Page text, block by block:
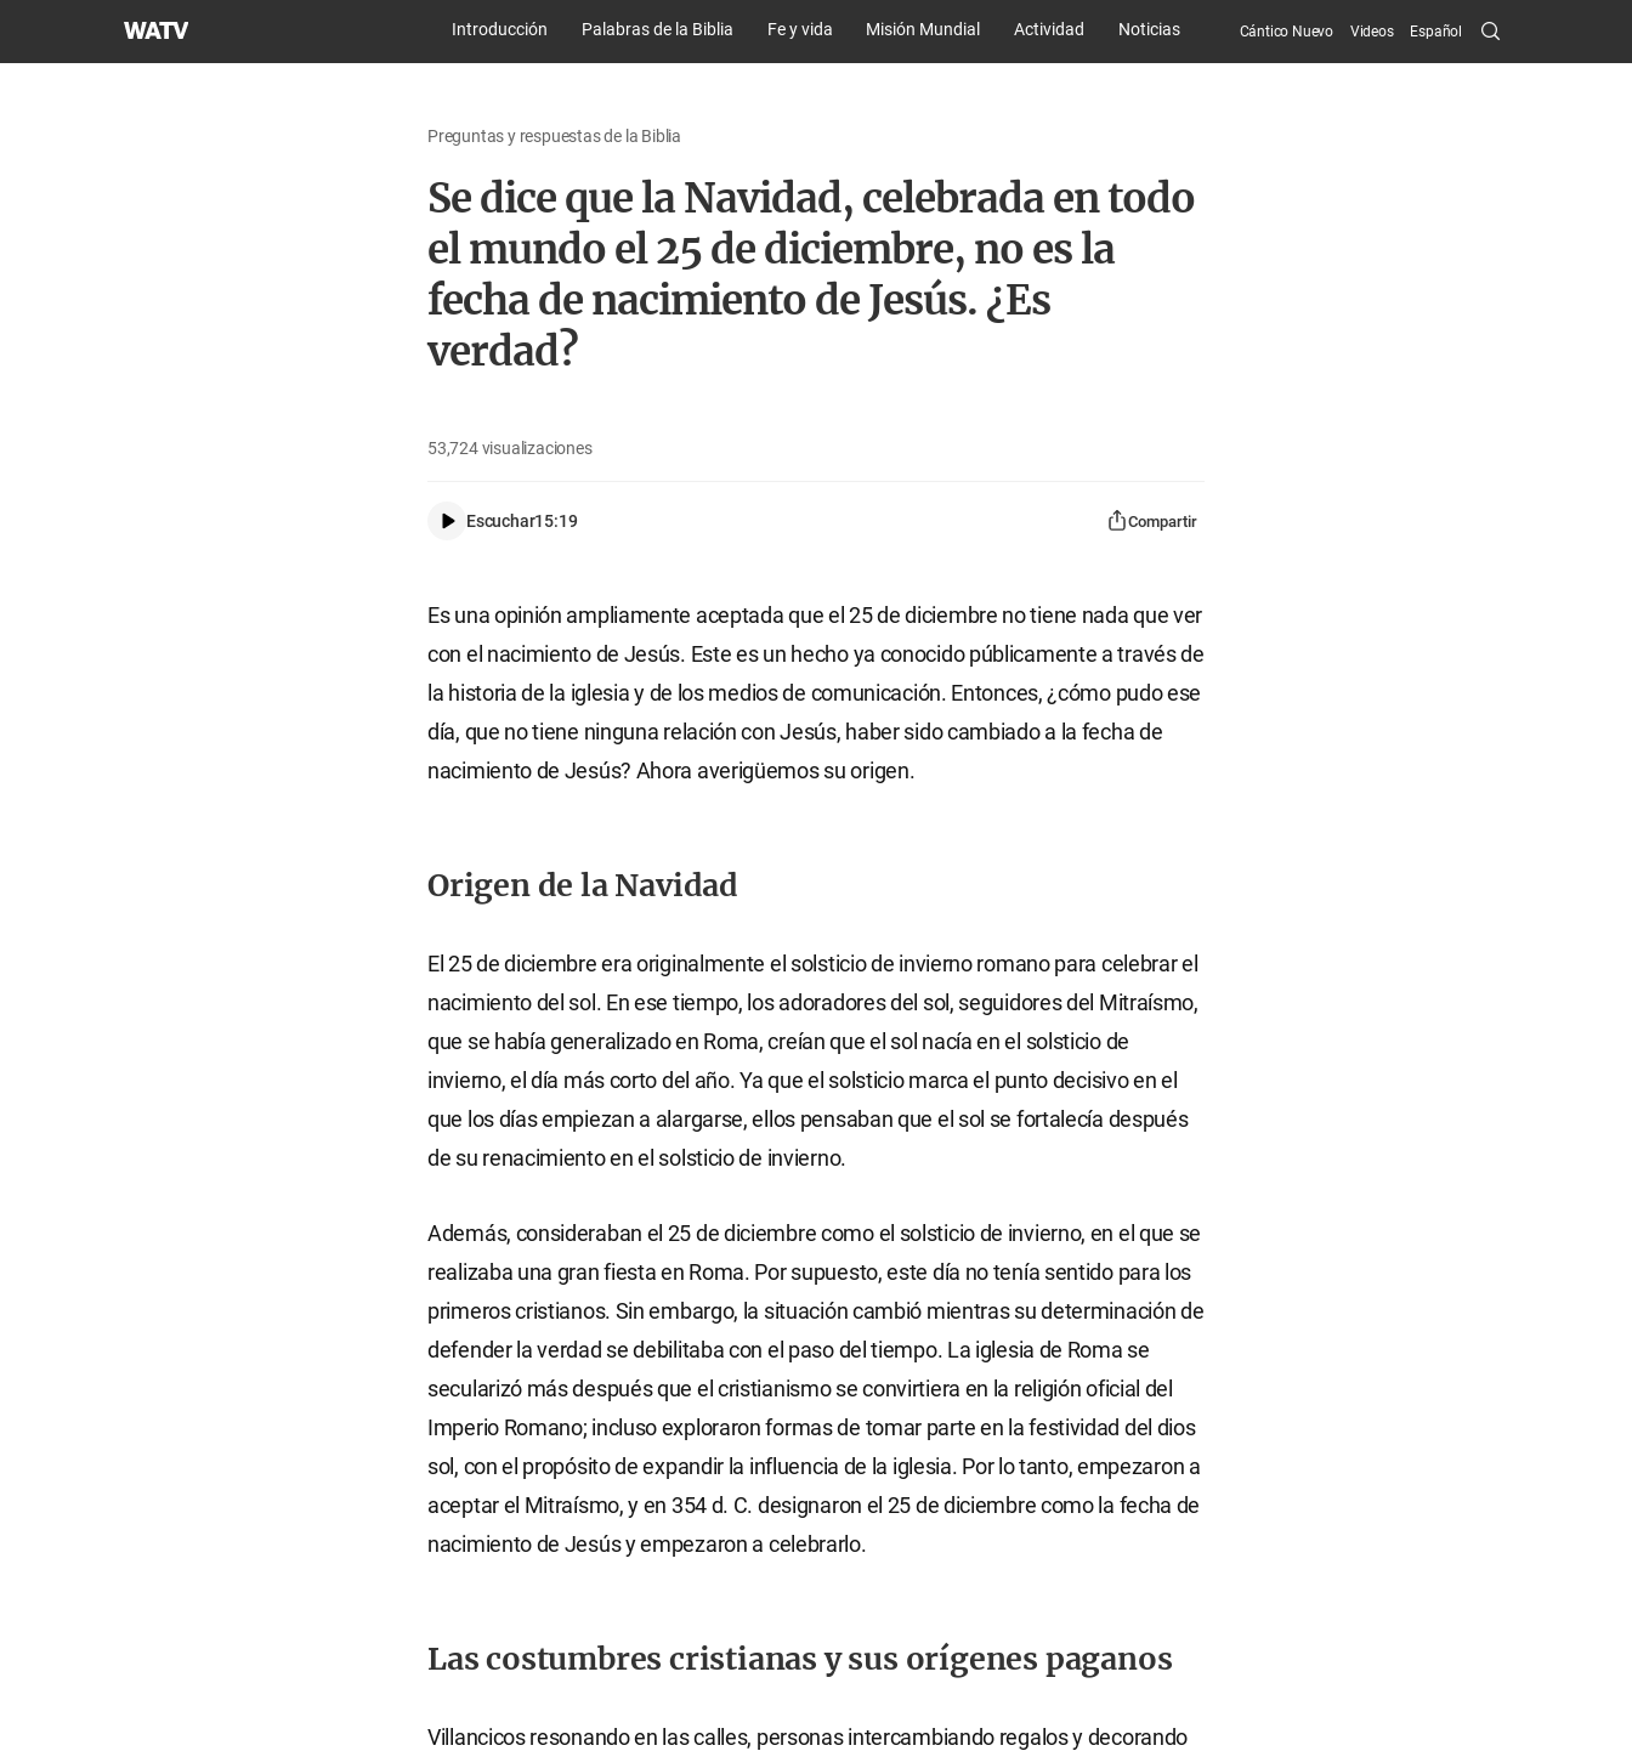
Iglesia
Introducción Palabras de la Biblia Fe y vida Misión Mundial Actividad Noticias Cántico Nuevo Videos Español Search
Submit
Preguntas y respuestas de la Biblia
Se dice que la Navidad, celebrada en todo
el mundo el 25 de diciembre, no es la
fecha de nacimiento de Jesús. ¿Es
verdad?
53,724visualizaciones
Escuchar15:19 Compartir
Es una opinión ampliamente aceptada que el 25 de diciembre no tiene nada que ver
con el nacimiento de Jesús. Este es un hecho ya conocido públicamente a través de
la historia de la iglesia y de los medios de comunicación. Entonces, ¿cómo pudo ese
día, que no tiene ninguna relación con Jesús, haber sido cambiado a la fecha de
nacimiento de Jesús? Ahora averigüemos su origen.
Origen de la Navidad
El 25 de diciembre era originalmente el solsticio de invierno romano para celebrar el
nacimiento del sol. En ese tiempo, los adoradores del sol, seguidores del Mitraísmo,
que se había generalizado en Roma, creían que el sol nacía en el solsticio de
invierno, el día más corto del año. Ya que el solsticio marca el punto decisivo en el
que los días empiezan a alargarse, ellos pensaban que el sol se fortalecía después
de su renacimiento en el solsticio de invierno.
Además, consideraban el 25 de diciembre como el solsticio de invierno, en el que se
realizaba una gran fiesta en Roma. Por supuesto, este día no tenía sentido para los
primeros cristianos. Sin embargo, la situación cambió mientras su determinación de
defender la verdad se debilitaba con el paso del tiempo. La iglesia de Roma se
secularizó más después que el cristianismo se convirtiera en la religión oficial del
Imperio Romano; incluso exploraron formas de tomar parte en la festividad del dios
sol, con el propósito de expandir la influencia de la iglesia. Por lo tanto, empezaron a
aceptar el Mitraísmo, y en 354 d. C. designaron el 25 de diciembre como la fecha de
nacimiento de Jesús y empezaron a celebrarlo.
Las costumbres cristianas y sus orígenes paganos
Villancicos resonando en las calles, personas intercambiando regalos y decorando